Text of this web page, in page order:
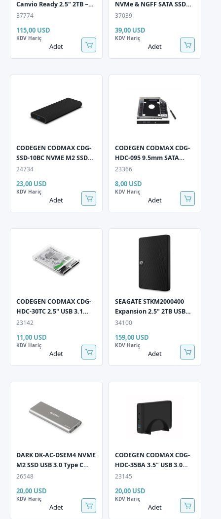
Canvio Ready 2.5" 2TB ~
5.0 Gbit/s USB 3.2 Gen1
Harddisk
37774
115,00 USD
KDV Hariç
Adet
NVMe & NGFF SATA SSD
Type-C RGB LED'Lİ Harici
37039
39,00 USD
KDV Hariç
Adet
CODEGEN CODMAX CDG-
SSD-10BC NVME M2 SSD
Alüminyum Type C USB
24734
23,00 USD
KDV Hariç
Adet
CODEGEN CODMAX CDG-
HDC-095 9.5mm SATA
Siyah / Gümüş Notebook
23366
8,00 USD
KDV Hariç
Adet
CODEGEN CODMAX CDG-
HDC-30TC 2.5" USB 3.1
Şeffaf Sata 3 Harici HDD
23142
11,00 USD
KDV Hariç
Adet
SEAGATE STKM2000400
Expansion 2.5" 2TB USB
3.0 Siyah Taşınabilir
34100
159,00 USD
KDV Hariç
Adet
DARK DK-AC-DSEM4 NVME
M2 SSD USB 3.0 Type C
USB Harici HDD Kutusu
26548
20,00 USD
KDV Hariç
Adet
CODEGEN CODMAX CDG-
HDC-35BA 3.5" USB 3.0
Sata 3 Harici HDD Kutusu
23145
20,00 USD
KDV Hariç
Adet